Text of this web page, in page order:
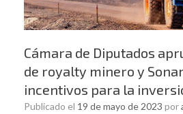
Cámara de Diputados
de royalty minero y
incentivos para la
Publicado el 19 de mayo de 2023 por